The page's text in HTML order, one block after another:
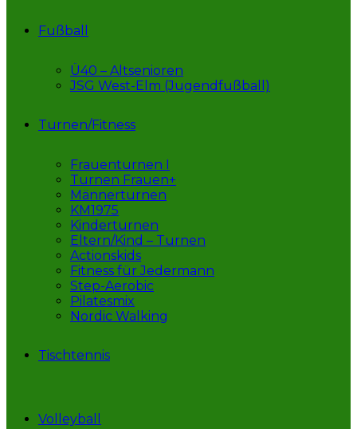
Fußball
Ü40 – Altsenioren
JSG West-Elm (Jugendfußball)
Turnen/Fitness
Frauenturnen I
Turnen Frauen+
Männerturnen
KM1975
Kinderturnen
Eltern/Kind – Turnen
Actionskids
Fitness für Jedermann
Step-Aerobic
Pilatesmix
Nordic Walking
Tischtennis
Volleyball